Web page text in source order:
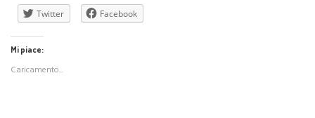
Twitter Facebook
Mi piace:
Caricamento...